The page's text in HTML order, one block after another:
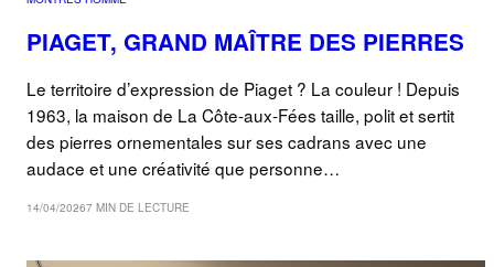
PIAGET, GRAND MAÎTRE DES PIERRES
Le territoire d’expression de Piaget ? La couleur ! Depuis
1963, la maison de La Côte-aux-Fées taille, polit et sertit
des pierres ornementales sur ses cadrans avec une
audace et une créativité que personne…
14/04/20267 MIN DE LECTURE